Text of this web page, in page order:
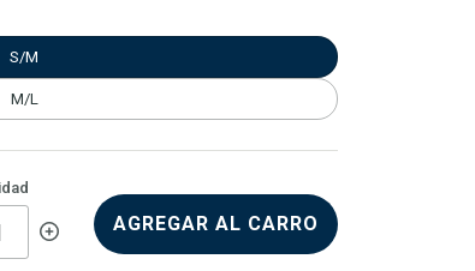
S/M
M/L
AGREGAR AL CARRO